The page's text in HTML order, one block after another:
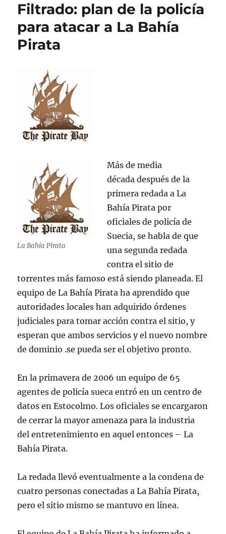
Bahía
pide
Filtrado: plan de la policía
para atacar a La Bahía
Pirata
La Bahía Pirata
Más de media
década después de la
primera redada a La
Bahía Pirata por
oficiales de policía de
Suecia, se habla de que
una segunda redada
contra el sitio de
torrentes más famoso está siendo planeada. El
equipo de La Bahía Pirata ha aprendido que
autoridades locales han adquirido órdenes
judiciales para tomar acción contra el sitio, y
esperan que ambos servicios y el nuevo nombre
de dominio .se pueda ser el objetivo pronto.
En la primavera de 2006 un equipo de 65
agentes de policía sueca entró en un centro de
datos en Estocolmo. Los oficiales se encargaron
de cerrar la mayor amenaza para la industria
del entretenimiento en aquel entonces – La
Bahía Pirata.
La redada llevó eventualmente a la condena de
cuatro personas conectadas a La Bahía Pirata,
pero el sitio mismo se mantuvo en línea.